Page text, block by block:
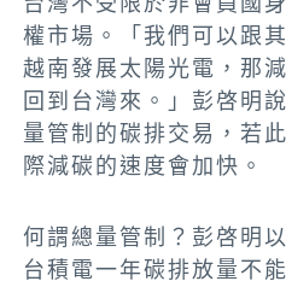
權市場。「我們可以跟
越南發展太陽光電，那
回到台灣來。」彭啓明
量管制的碳排交易，若
際減碳的速度會加快。
何謂總量管制？彭啓明
台積電一年碳排放量不